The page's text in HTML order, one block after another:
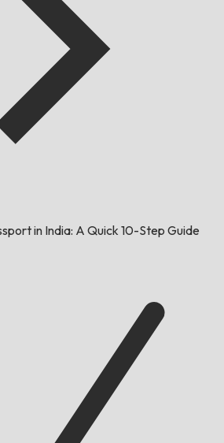
in India: A Quick 10-Step Guide